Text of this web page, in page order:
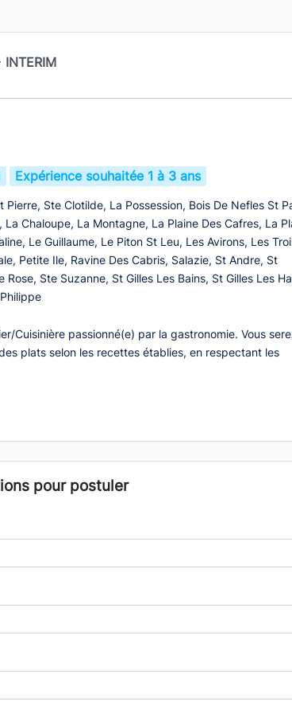
INTERIM
Expérience souhaitée 1 à 3 ans
Pierre, Ste Clotilde, La Possession, Bois De Nefles St
La Chaloupe, La Montagne, La Plaine Des Cafres, La
Le Guillaume, Le Piton St Leu, Les Avirons, Les
Petite Ile, Ravine Des Cabris, Salazie, St Andre, St
Rose, Ste Suzanne, St Gilles Les Bains, St Gilles Les
Cuisinière passionné(e) par la gastronomie. Vous
plats selon les recettes établies, en respectant les
pour postuler